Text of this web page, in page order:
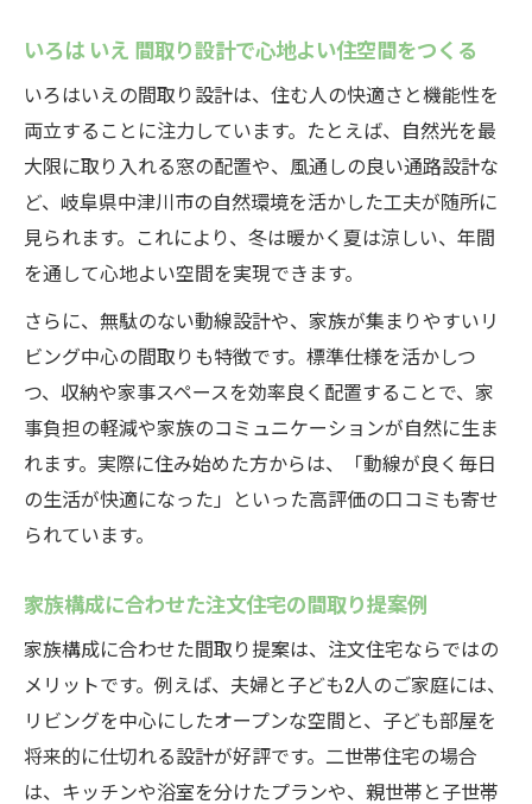
いろは いえ 間取り設計で心地よい住空間をつくる
いろはいえの間取り設計は、住む人の快適さと機能性を
両立することに注力しています。たとえば、自然光を最
大限に取り入れる窓の配置や、風通しの良い通路設計な
ど、岐阜県中津川市の自然環境を活かした工夫が随所に
見られます。これにより、冬は暖かく夏は涼しい、年間
を通して心地よい空間を実現できます。
さらに、無駄のない動線設計や、家族が集まりやすいリ
ビング中心の間取りも特徴です。標準仕様を活かしつ
つ、収納や家事スペースを効率良く配置することで、家
事負担の軽減や家族のコミュニケーションが自然に生ま
れます。実際に住み始めた方からは、「動線が良く毎日
の生活が快適になった」といった高評価の口コミも寄せ
られています。
家族構成に合わせた注文住宅の間取り提案例
家族構成に合わせた間取り提案は、注文住宅ならではの
メリットです。例えば、夫婦と子ども2人のご家庭には、
リビングを中心にしたオープンな空間と、子ども部屋を
将来的に仕切れる設計が好評です。二世帯住宅の場合
は、キッチンや浴室を分けたプランや、親世帯と子世帯